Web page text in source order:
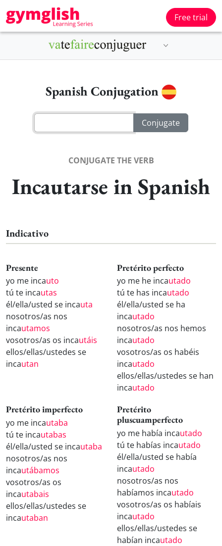
Free trial
Spanish Conjugation
CONJUGATE THE VERB
Incautarse in Spanish
Indicativo
Presente
yo me incauto
tú te incautas
él/ella/usted se incauta
nosotros/as nos
incautamos
vosotros/as os incautáis
ellos/ellas/ustedes se
incautan
Pretérito perfecto
yo me he incautado
tú te has incautado
él/ella/usted se ha
incautado
nosotros/as nos hemos
incautado
vosotros/as os habéis
incautado
ellos/ellas/ustedes se han
incautado
Pretérito imperfecto
yo me incautaba
tú te incautabas
él/ella/usted se incautaba
nosotros/as nos
incautábamos
vosotros/as os
incautabais
ellos/ellas/ustedes se
incautaban
Pretérito
pluscuamperfecto
yo me había incautado
tú te habías incautado
él/ella/usted se había
incautado
nosotros/as nos
habíamos incautado
vosotros/as os habíais
incautado
ellos/ellas/ustedes se
habían incautado